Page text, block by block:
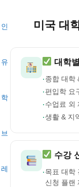
유
학
브
레
미국 대
대학
·종합 대학
·편입학 요
·수업료 외
·생활 & 지
수강
·목표 대학
신청 플랜